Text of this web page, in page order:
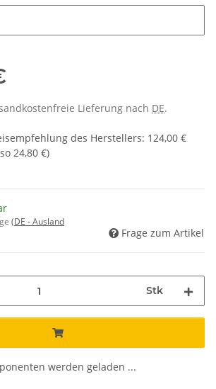
Lieferung nach DE.
des Herstellers: 124,00 €
24,80 €)
(DE - Ausland
Frage zum Artikel
Stk
werden geladen ...